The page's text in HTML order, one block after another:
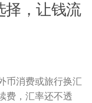
择，让钱流
币消费或旅行换汇
费，汇率还不透